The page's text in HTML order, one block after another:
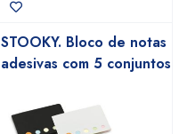
STOOKY. Bloco de notas
adesivas com 5 conjuntos